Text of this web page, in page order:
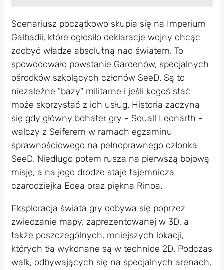
Scenariusz początkowo skupia się na Imperium
Galbadii, które ogłosiło deklaracje wojny chcąc
zdobyć władze absolutną nad światem. To
spowodowało powstanie Gardenów, specjalnych
ośrodków szkolących członów SeeD. Są to
niezależne "bazy" militarne i jeśli kogoś stać
może skorzystać z ich usług. Historia zaczyna
się gdy główny bohater gry - Squall Leonarth -
walczy z Seiferem w ramach egzaminu
sprawnościowego na pełnoprawnego członka
SeeD. Niedługo potem rusza na pierwszą bojową
misję, a na jego drodze staje tajemnicza
czarodziejka Edea oraz piękna Rinoa.
Eksploracja świata gry odbywa się poprzez
zwiedzanie mapy, zaprezentowanej w 3D, a
także poszczególnych, mniejszych lokacji,
których tła wykonane są w technice 2D. Podczas
walk, odbywających się na specjalnych arenach,